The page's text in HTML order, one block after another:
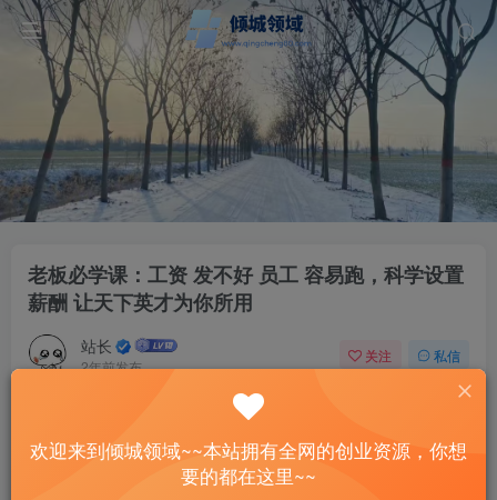
老板必学课：工资 发不好 员工 容易跑，科学设置
薪酬 让天下英才为你所用
站长
2年前发布
关注 私信
老板必学课：工资 发不好 员工 容易跑，科学设置薪酬 让天下英才为你所用
此内容为付费资源，请付费后查看
欢迎来到倾城领域~~本站拥有全网的创业资源，你想
要的都在这里~~